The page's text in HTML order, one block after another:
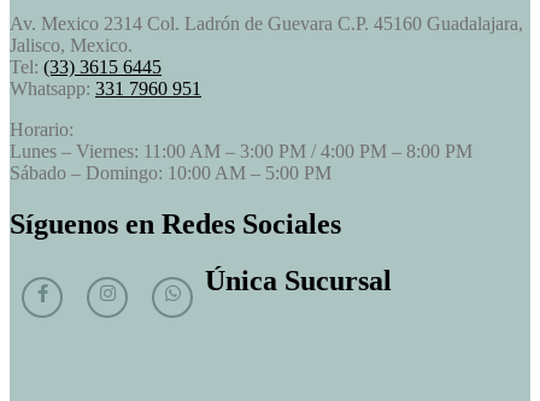
Av. Mexico 2314 Col. Ladrón de Guevara C.P. 45160 Guadalajara,
Jalisco, Mexico.
Tel: (33) 3615 6445
Whatsapp: 331 7960 951
Horario:
Lunes – Viernes: 11:00 AM – 3:00 PM / 4:00 PM – 8:00 PM
Sábado – Domingo: 10:00 AM – 5:00 PM
Síguenos en Redes Sociales
Única Sucursal